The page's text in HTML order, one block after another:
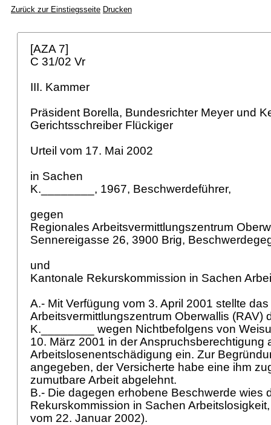
Zurück zur Einstiegsseite Drucken
[AZA 7]
C 31/02 Vr
III. Kammer
Präsident Borella, Bundesrichter Meyer und
Gerichtsschreiber Flückiger
Urteil vom 17. Mai 2002
in Sachen
K.________, 1967, Beschwerdeführer,
gegen
Regionales Arbeitsvermittlungszentrum
Sennereigasse 26, 3900 Brig,
und
Kantonale Rekurskommission in Sachen
A.- Mit Verfügung vom 3. April 2001 stellte
Arbeitsvermittlungszentrum Oberwallis (RAV)
K.________ wegen Nichtbefolgens von
10. März 2001 in der Anspruchsberechtigung
Arbeitslosenentschädigung ein. Zur
angegeben, der Versicherte habe eine ihm
zumutbare Arbeit abgelehnt.
B.- Die dagegen erhobene Beschwerde wies
Rekurskommission in Sachen
vom 22. Januar 2002).